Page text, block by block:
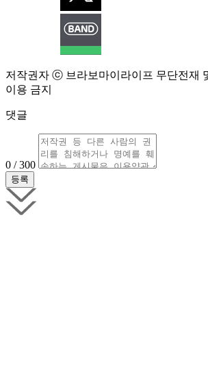
저작권자 ⓒ 브라보마이라이프 무단전재
이용 금지
댓글
0 / 300